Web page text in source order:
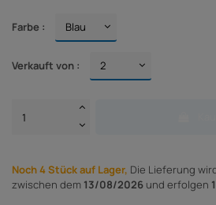
Farbe :
Verkauft von :
Noch 4 Stück auf Lager, Die Lieferung
zwischen dem 13/08/2026 und erfolgen